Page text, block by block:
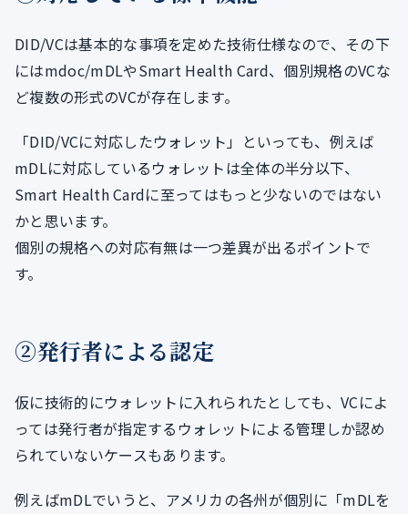
DID/VCは基本的な事項を定めた技術仕様なので、その下
にはmdoc/mDLやSmart Health Card、個別規格のVCな
ど複数の形式のVCが存在します。
「DID/VCに対応したウォレット」といっても、例えば
mDLに対応しているウォレットは全体の半分以下、
Smart Health Cardに至ってはもっと少ないのではない
かと思います。
個別の規格への対応有無は一つ差異が出るポイントで
す。
②発行者による認定
仮に技術的にウォレットに入れられたとしても、VCによ
っては発行者が指定するウォレットによる管理しか認め
られていないケースもあります。
例えばmDLでいうと、アメリカの各州が個別に「mDLを